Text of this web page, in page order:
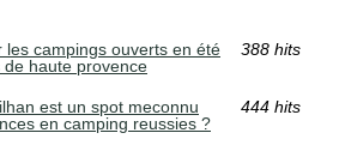
les campings ouverts en été
haute provence
388 hits
est un spot meconnu
en camping reussies ?
444 hits